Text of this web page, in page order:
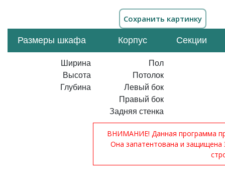
Размеры шкафа Корпус Секции
Ширина
Высота
Глубина
Пол
Потолок
Левый бок
Правый бок
Задняя стенка
ВНИМАНИЕ! Данная программа
Она запатентована и